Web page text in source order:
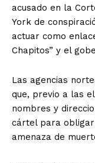
acusado en la
York de
actuar como
Chapitos” y el
Las agencias
que, previo a las
nombres y
cártel para
amenaza de